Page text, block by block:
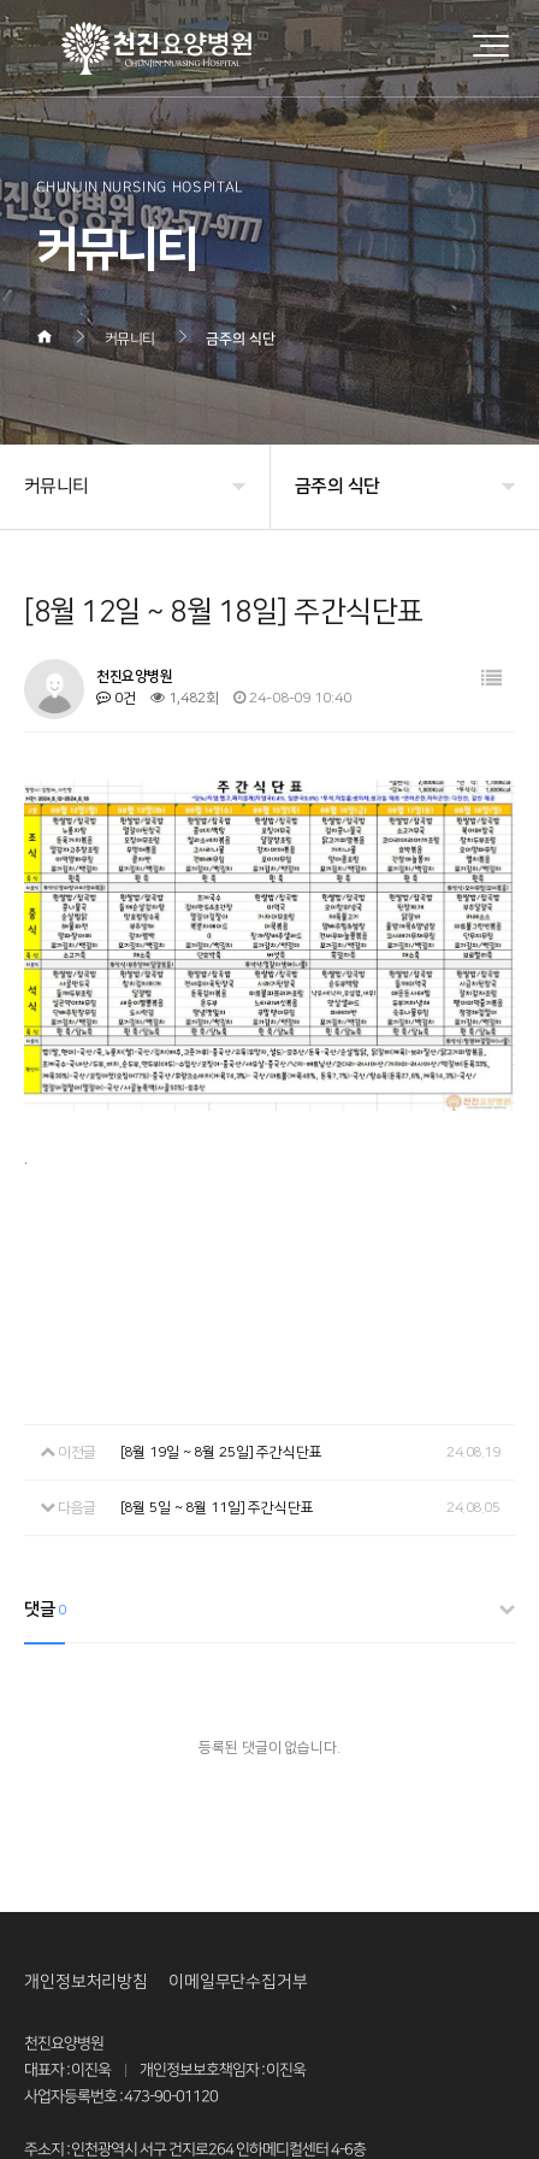
CHUNJIN NURSING HOSPITAL
커뮤니티
커뮤니티 금주의 식단
커뮤니티
시설 둘러보기
진료과목 안내
이용안내
기타
금주의 식단
금주의 식단
온라인상담
[8월 12일 ~ 8월 18일] 주간식단표
천진요양병원
0건
1,482회 24-08-09 10:40
이전글 [8월 19일 ~ 8월 25일] 주간식단표 24.08.19
다음글 [8월 5일 ~ 8월 11일] 주간식단표 24.08.05
댓글0
등록된 댓글이 없습니다.
천진요양병원
대표자 : 이진욱
개인정보보호책임자 : 이진욱
사업자등록번호 : 473-90-01120
주소지 : 인천광역시 서구 건지로264 인하메디컬센터 4-6층
개인정보처리방침 이메일무단수집거부